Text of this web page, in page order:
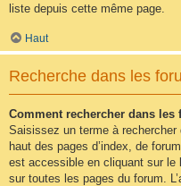
liste depuis cette même page.
Haut
Recherche dans les
Comment rechercher dans les
Saisissez un terme à
haut des pages d’index, de
est accessible en cliquant sur le
sur toutes les pages du forum.